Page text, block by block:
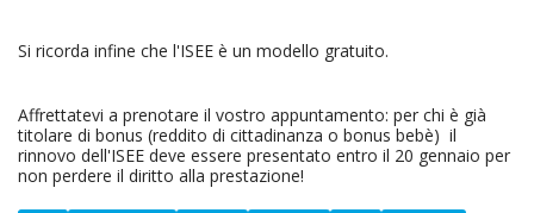
Si ricorda infine che l'ISEE è un modello gratuito.
Affrettatevi a prenotare il vostro appuntamento: per chi è già
titolare di bonus (reddito di cittadinanza o bonus bebè) il
rinnovo dell'ISEE deve essere presentato entro il 20 gennaio per
non perdere il diritto alla prestazione!